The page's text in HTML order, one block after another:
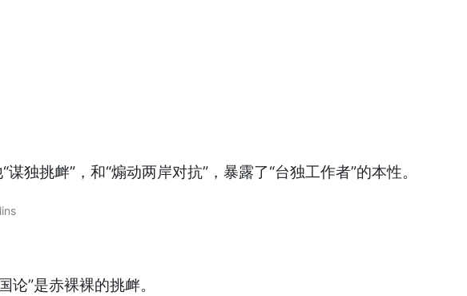
挑衅”，和“煽动两岸对抗”，暴露了“台独工作者”的本性。
”是赤裸裸的挑衅。